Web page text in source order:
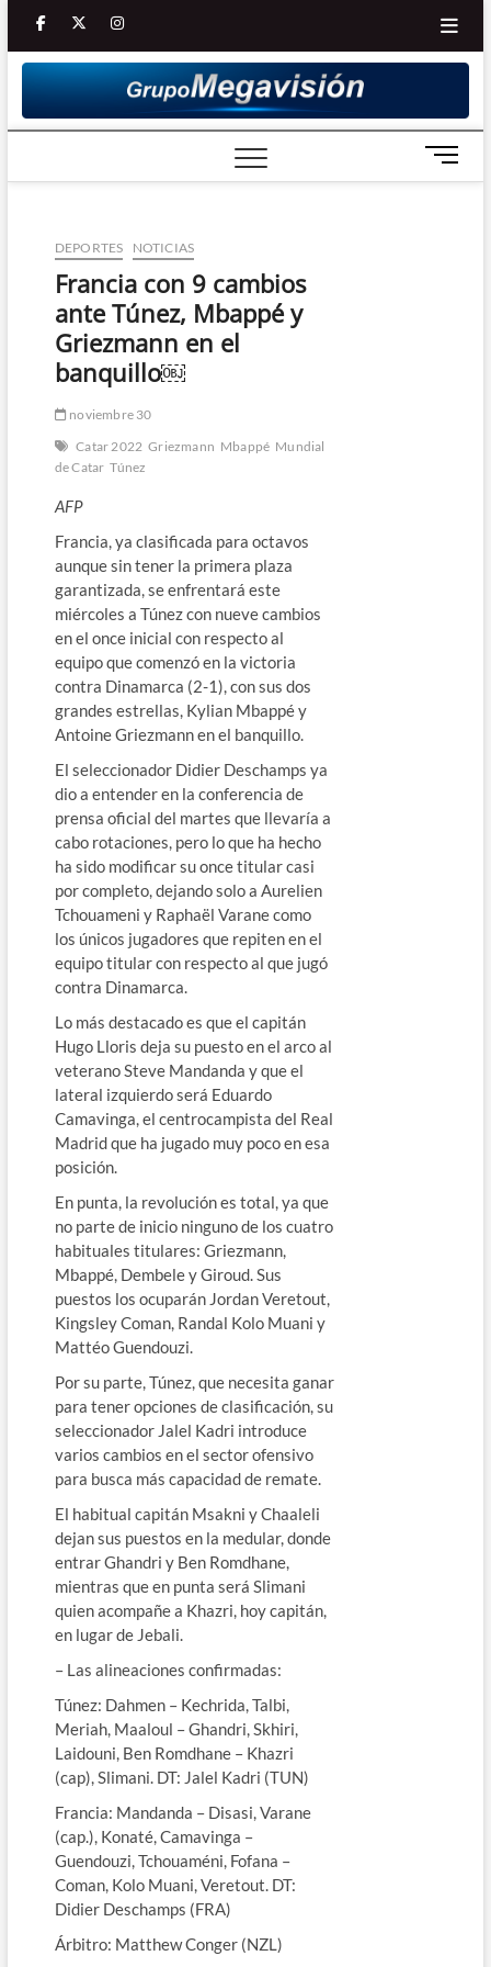
Saltar
contenido
facebooktwitter
Youtube
instagram
B
o
DEPORTES NOTICIAS
Francia con 9 cambios
ante Túnez, Mbappé y
Griezmann en el
banquillo￼
noviembre 30
Catar 2022 Griezmann Mbappé Mundial
de Catar Túnez
AFP
Francia, ya clasificada para octavos
aunque sin tener la primera plaza
garantizada, se enfrentará este
miércoles a Túnez con nueve cambios
en el once inicial con respecto al
equipo que comenzó en la victoria
contra Dinamarca (2-1), con sus dos
grandes estrellas, Kylian Mbappé y
Antoine Griezmann en el banquillo.
El seleccionador Didier Deschamps ya
dio a entender en la conferencia de
prensa oficial del martes que llevaría a
cabo rotaciones, pero lo que ha hecho
ha sido modificar su once titular casi
por completo, dejando solo a Aurelien
Tchouameni y Raphaël Varane como
los únicos jugadores que repiten en el
equipo titular con respecto al que jugó
contra Dinamarca.
Lo más destacado es que el capitán
Hugo Lloris deja su puesto en el arco al
veterano Steve Mandanda y que el
lateral izquierdo será Eduardo
Camavinga, el centrocampista del Real
Madrid que ha jugado muy poco en esa
posición.
En punta, la revolución es total, ya que
no parte de inicio ninguno de los cuatro
habituales titulares: Griezmann,
Mbappé, Dembele y Giroud. Sus
puestos los ocuparán Jordan Veretout,
Kingsley Coman, Randal Kolo Muani y
Mattéo Guendouzi.
Por su parte, Túnez, que necesita ganar
para tener opciones de clasificación, su
seleccionador Jalel Kadri introduce
varios cambios en el sector ofensivo
para busca más capacidad de remate.
El habitual capitán Msakni y Chaaleli
dejan sus puestos en la medular, donde
entrar Ghandri y Ben Romdhane,
mientras que en punta será Slimani
quien acompañe a Khazri, hoy capitán,
en lugar de Jebali.
– Las alineaciones confirmadas:
Túnez: Dahmen – Kechrida, Talbi,
Meriah, Maaloul – Ghandri, Skhiri,
Laidouni, Ben Romdhane – Khazri
(cap), Slimani. DT: Jalel Kadri (TUN)
Francia: Mandanda – Disasi, Varane
(cap.), Konaté, Camavinga –
Guendouzi, Tchouaméni, Fofana –
Coman, Kolo Muani, Veretout. DT:
Didier Deschamps (FRA)
Árbitro: Matthew Conger (NZL)